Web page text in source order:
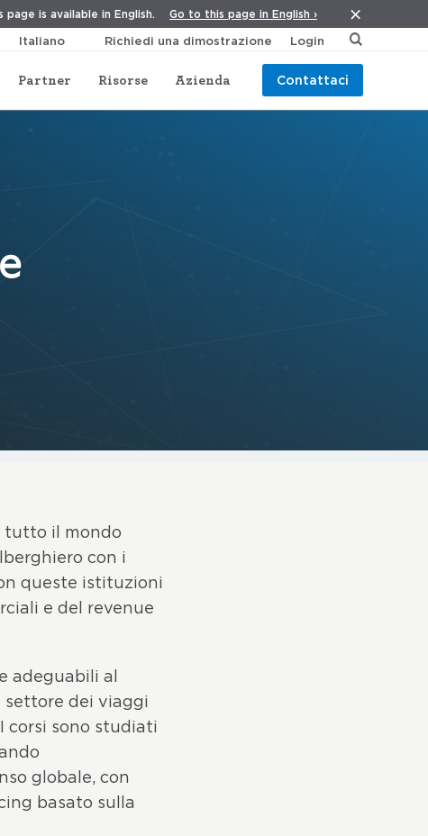
page is available in English. Go to this page in English ›
Partner Risorse Azienda Contattaci
Richiedi una dimostrazione Login
tutto il mondo
con i
queste istituzioni
e del revenue
adeguabili al
settore dei viaggi
corsi sono studiati
globale, con
basato sulla